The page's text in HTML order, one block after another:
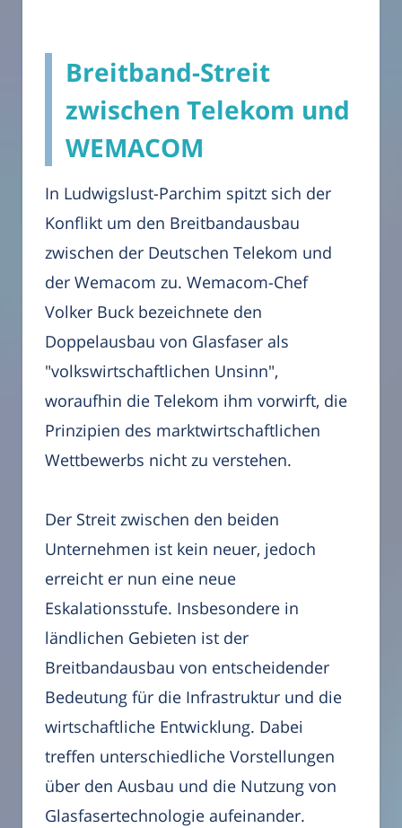
Breitband-Streit
zwischen Telekom und
WEMACOM
In Ludwigslust-Parchim spitzt sich der
Konflikt um den Breitbandausbau
zwischen der Deutschen Telekom und
der Wemacom zu. Wemacom-Chef
Volker Buck bezeichnete den
Doppelausbau von Glasfaser als
"volkswirtschaftlichen Unsinn",
woraufhin die Telekom ihm vorwirft, die
Prinzipien des marktwirtschaftlichen
Wettbewerbs nicht zu verstehen.
Der Streit zwischen den beiden
Unternehmen ist kein neuer, jedoch
erreicht er nun eine neue
Eskalationsstufe. Insbesondere in
ländlichen Gebieten ist der
Breitbandausbau von entscheidender
Bedeutung für die Infrastruktur und die
wirtschaftliche Entwicklung. Dabei
treffen unterschiedliche Vorstellungen
über den Ausbau und die Nutzung von
Glasfasertechnologie aufeinander.